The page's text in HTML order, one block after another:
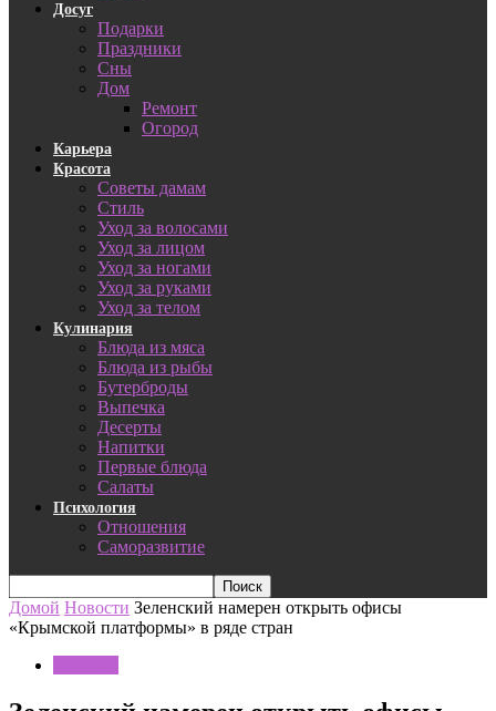
Досуг
Подарки
Праздники
Сны
Дом
Ремонт
Огород
Карьера
Красота
Советы дамам
Стиль
Уход за волосами
Уход за лицом
Уход за ногами
Уход за руками
Уход за телом
Кулинария
Блюда из мяса
Блюда из рыбы
Бутерброды
Выпечка
Десерты
Напитки
Первые блюда
Салаты
Психология
Отношения
Саморазвитие
Домой Новости Зеленский намерен открыть офисы
«Крымской платформы» в ряде стран